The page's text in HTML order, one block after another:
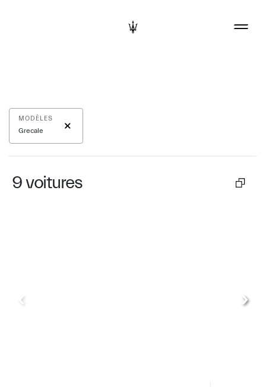
MODÈLES
Grecale
9voitures